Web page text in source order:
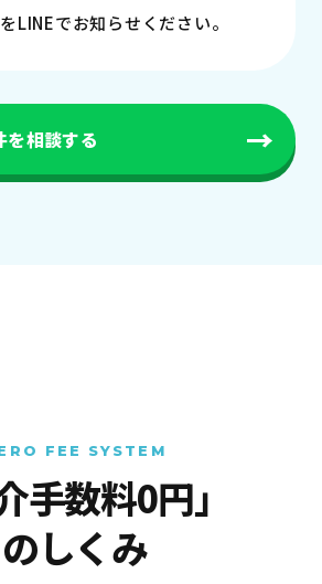
LINEでお知らせください。
を相談する →
FEE SYSTEM
手数料0円」
のしくみ